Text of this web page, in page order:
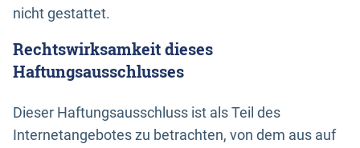
nicht gestattet.
Rechtswirksamkeit dieses
Haftungsausschlusses
Dieser Haftungsausschluss ist als Teil des
Internetangebotes zu betrachten, von dem aus auf